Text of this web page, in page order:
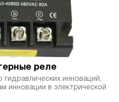
реле
инноваций,
инновации в электрической